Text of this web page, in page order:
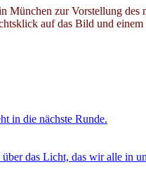
zur Vorstellung
auf das Bild und
in die nächste Runde.
das Licht, das wir alle in